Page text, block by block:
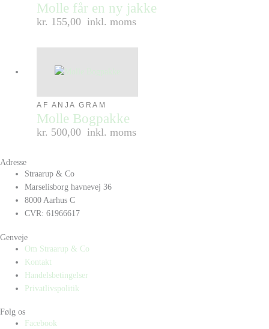
Molle får en ny jakke
kr. 155,00 inkl. moms
AF ANJA GRAM
Molle Bogpakke
kr. 500,00 inkl. moms
Adresse
Straarup & Co
Marselisborg havnevej 36
8000 Aarhus C
CVR: 61966617
Genveje
Om Straarup & Co
Kontakt
Handelsbetingelser
Privatlivspolitik
Følg os
Facebook